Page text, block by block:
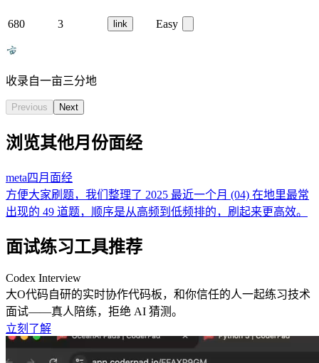
680 3 link Easy
收录自一亩三分地
Previous Next
浏览其他月份面经
meta四月 面经
方便大家刷题，我们整理了 2025 最近一个月 (04) 在地里最常
出现的 49 道题，顺序是从高频到低频排的，刷起来更高效。
面试练习工具推荐
Codex Interview
大O代码自研的实时协作代码板，和你信任的人一起练习技术
面试——真人陪练，拒绝 AI 猜测。
立刻了解